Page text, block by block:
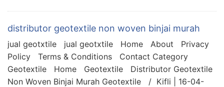
distributor geotextile non woven binjai murah
jual geotxtile jual geotxtile Home About Privacy
Policy Terms & Conditions Contact Category
Geotextile Home Geotextile Distributor Geotextile
Non Woven Binjai Murah Geotextile / Kifli | 16-04-